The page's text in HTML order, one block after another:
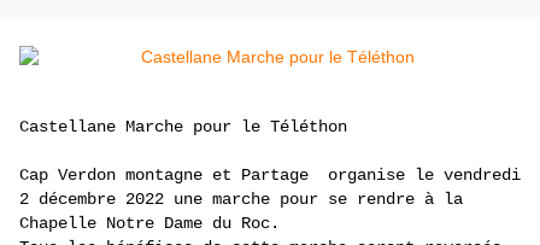
Castellane Marche pour le Téléthon
Cap Verdon montagne et Partage organise le vendredi
2 décembre 2022 une marche pour se rendre à la
Chapelle Notre Dame du Roc.